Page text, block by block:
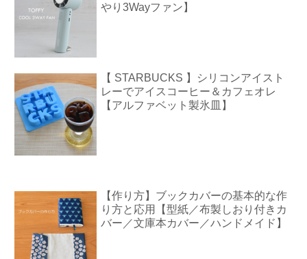
やり3Wayファン】
【 STARBUCKS 】シリコンアイスト
レーでアイスコーヒー＆カフェオレ
【アルファベット製氷皿】
【作り方】ブックカバーの基本的な作
り方と応用【型紙／布製しおり付きカ
バー／文庫本カバー／ハンドメイド】